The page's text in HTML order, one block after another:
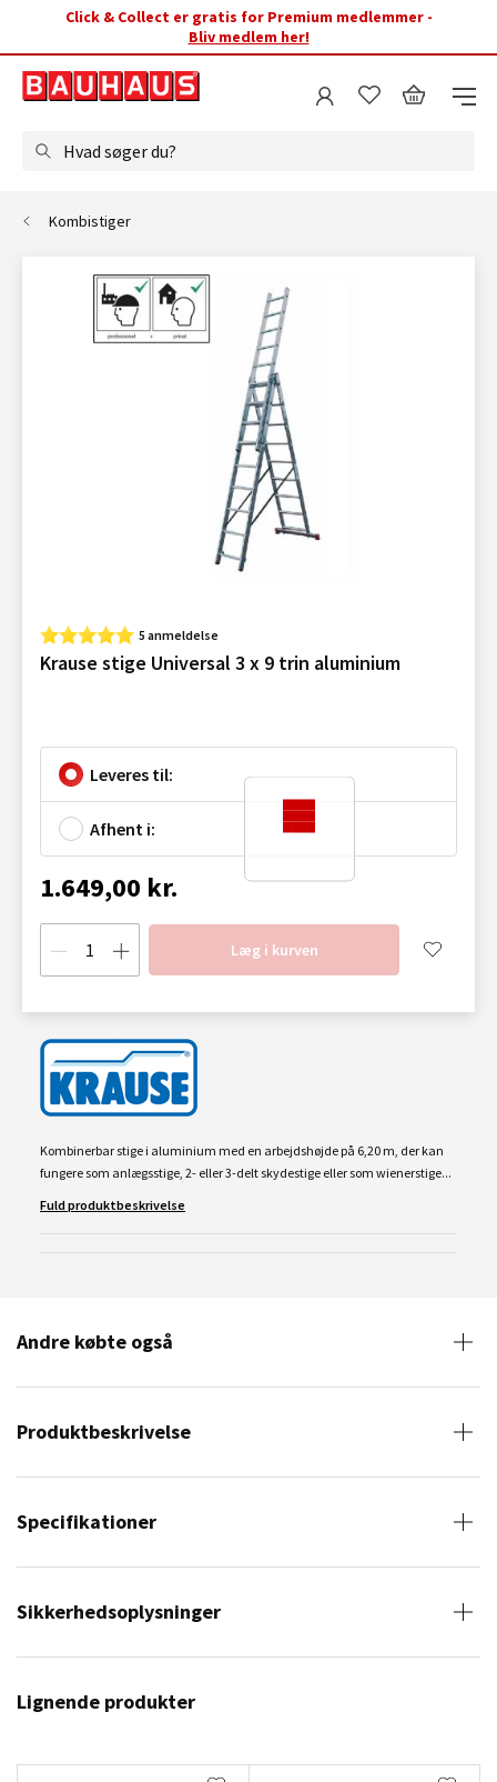
Click & Collect er gratis for Premium medlemmer -
Bliv medlem her!
Hvad søger du?
Kombistiger
5 anmeldelse
Krause stige Universal 3 x 9 trin aluminium
Leveres til:
Afhent i:
1.649,00 kr.
Læg i kurven
Kombinerbar stige i aluminium med en arbejdshøjde på 6,20 m, der kan
fungere som anlægsstige, 2- eller 3-delt skydestige eller som wienerstige...
Fuld produktbeskrivelse
Andre købte også
Produktbeskrivelse
Specifikationer
Sikkerhedsoplysninger
Lignende produkter